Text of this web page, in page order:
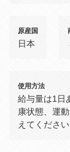
原産国
日本
使用方法
給与量は1日
康状態、運
えてください